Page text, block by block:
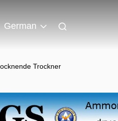
German
Trockner